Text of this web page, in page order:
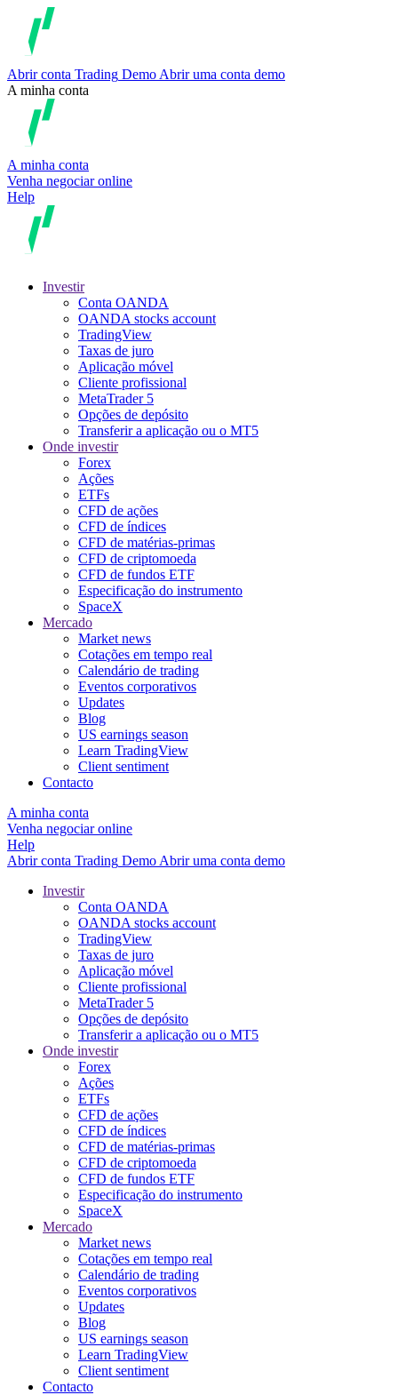
Abrir conta Trading Demo Abrir uma conta demo
A minha conta
A minha conta
Venha negociar online
Help
Investir
Conta OANDA
OANDA stocks account
TradingView
Taxas de juro
Aplicação móvel
Cliente profissional
MetaTrader 5
Opções de depósito
Transferir a aplicação ou o MT5
Onde investir
Forex
Ações
ETFs
CFD de ações
CFD de índices
CFD de matérias-primas
CFD de criptomoeda
CFD de fundos ETF
Especificação do instrumento
SpaceX
Mercado
Market news
Cotações em tempo real
Calendário de trading
Eventos corporativos
Updates
Blog
US earnings season
Learn TradingView
Client sentiment
Contacto
A minha conta
Venha negociar online
Help
Abrir conta Trading Demo Abrir uma conta demo
Investir
Conta OANDA
OANDA stocks account
TradingView
Taxas de juro
Aplicação móvel
Cliente profissional
MetaTrader 5
Opções de depósito
Transferir a aplicação ou o MT5
Onde investir
Forex
Ações
ETFs
CFD de ações
CFD de índices
CFD de matérias-primas
CFD de criptomoeda
CFD de fundos ETF
Especificação do instrumento
SpaceX
Mercado
Market news
Cotações em tempo real
Calendário de trading
Eventos corporativos
Updates
Blog
US earnings season
Learn TradingView
Client sentiment
Contacto